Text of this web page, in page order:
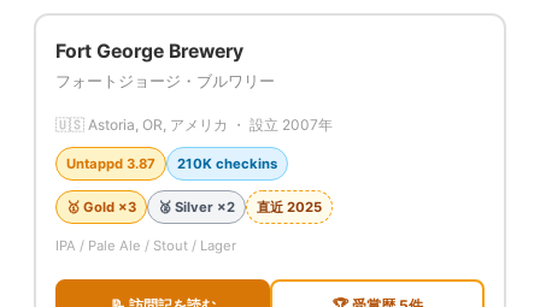
Fort George Brewery
フォートジョージ・ブルワリー
🇺🇸 Astoria, OR, アメリカ ・ 設立 2007年
Untappd 3.87 210K checkins
🥇 Gold ×3 🥈 Silver ×2 直近 2025
IPA / Pale Ale / Stout / Lager